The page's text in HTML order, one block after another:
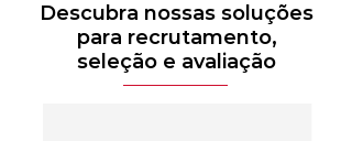
Descubra nossas soluções
para recrutamento,
seleção e avaliação